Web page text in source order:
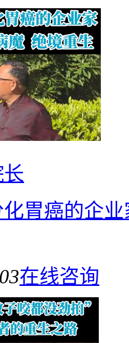
胃癌的企
在线咨询